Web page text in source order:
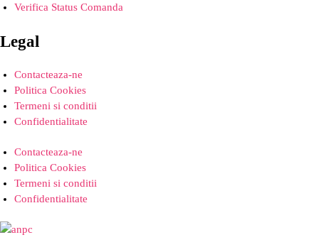
Verifica Status Comanda
Legal
Contacteaza-ne
Politica Cookies
Termeni si conditii
Confidentialitate
Contacteaza-ne
Politica Cookies
Termeni si conditii
Confidentialitate